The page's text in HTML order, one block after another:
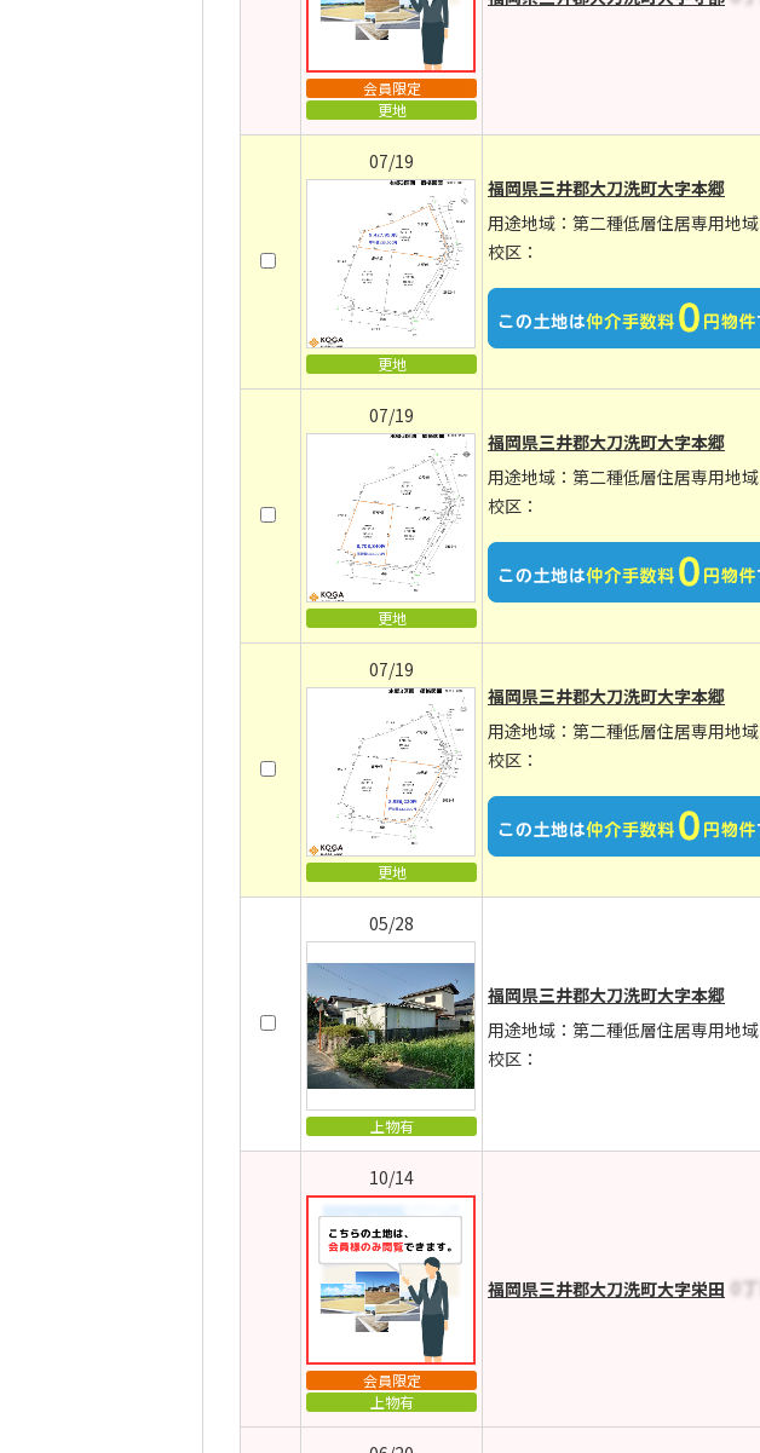
会員限定
更地
07/19
更地
福岡県三井郡大刀洗町大字本郷
用途地域：第二種低層住居専用地域
校区：
07/19
更地
福岡県三井郡大刀洗町大字本郷
用途地域：第二種低層住居専用地域
校区：
07/19
更地
福岡県三井郡大刀洗町大字本郷
用途地域：第二種低層住居専用地域
校区：
05/28
上物有
福岡県三井郡大刀洗町大字本郷
用途地域：第二種低層住居専用地域
校区：
10/14
会員限定
上物有
福岡県三井郡大刀洗町大字栄田